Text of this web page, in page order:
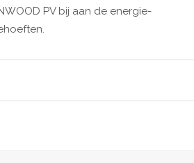
PV bij aan de energie-